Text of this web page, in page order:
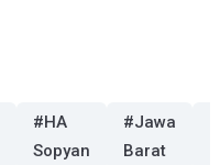
#HA
Sopyan
#Jawa
Barat